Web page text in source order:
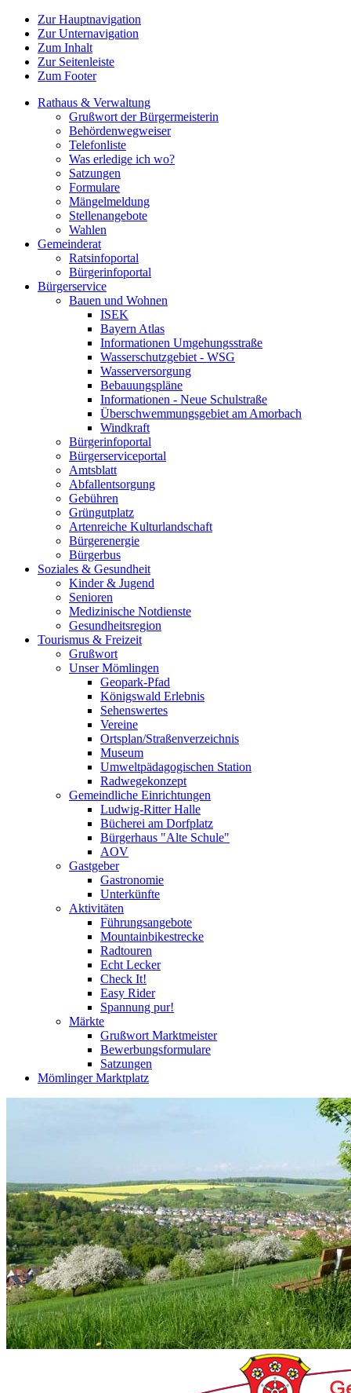
Zur Hauptnavigation
Zur Unternavigation
Zum Inhalt
Zur Seitenleiste
Zum Footer
Rathaus & Verwaltung
Grußwort der Bürgermeisterin
Behördenwegweiser
Telefonliste
Was erledige ich wo?
Satzungen
Formulare
Mängelmeldung
Stellenangebote
Wahlen
Gemeinderat
Ratsinfoportal
Bürgerinfoportal
Bürgerservice
Bauen und Wohnen
ISEK
Bayern Atlas
Informationen Umgehungsstraße
Wasserschutzgebiet - WSG
Wasserversorgung
Bebauungspläne
Informationen - Neue Schulstraße
Überschwemmungsgebiet am Amorbach
Windkraft
Bürgerinfoportal
Bürgerserviceportal
Amtsblatt
Abfallentsorgung
Gebühren
Grüngutplatz
Artenreiche Kulturlandschaft
Bürgerenergie
Bürgerbus
Soziales & Gesundheit
Kinder & Jugend
Senioren
Medizinische Notdienste
Gesundheitsregion
Tourismus & Freizeit
Grußwort
Unser Mömlingen
Geopark-Pfad
Königswald Erlebnis
Sehenswertes
Vereine
Ortsplan/Straßenverzeichnis
Museum
Umweltpädagogischen Station
Radwegekonzept
Gemeindliche Einrichtungen
Ludwig-Ritter Halle
Bücherei am Dorfplatz
Bürgerhaus "Alte Schule"
AOV
Gastgeber
Gastronomie
Unterkünfte
Aktivitäten
Führungsangebote
Mountainbikestrecke
Radtouren
Echt Lecker
Check It!
Easy Rider
Spannung pur!
Märkte
Grußwort Marktmeister
Bewerbungsformulare
Satzungen
Mömlinger Marktplatz